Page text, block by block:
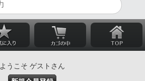
ようこそ ゲストさん